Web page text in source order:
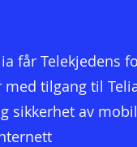
får Telekjedens
tilgang til
sikkerhet av